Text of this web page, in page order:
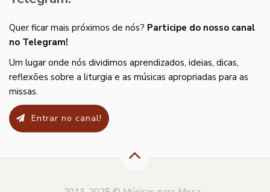
Quer ficar mais próximos de nós? Participe do nosso canal
no Telegram!
Um lugar onde nós dividimos aprendizados, ideias, dicas,
reflexões sobre a liturgia e as músicas apropriadas para as
missas.
Entrar no canal!